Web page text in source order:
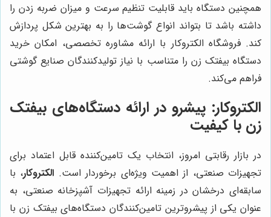
همچنین دستگاه باید قابلیت تنظیم سرعت و میزان ضربه زدن را
داشته باشد تا بتواند انواع گوشت‌ها را به بهترین شکل پردازش
کند. فروشگاه الکتروکار با ارائه مشاوره تخصصی، امکان خرید
دستگاه بیفتک زن را متناسب با نیاز تولیدکنندگان صنایع گوشتی
فراهم می‌کند.
الکتروکار: پیشرو در ارائه دستگاه‌های بیفتک
زن با کیفیت
در بازار رقابتی امروز، انتخاب یک تامین‌کننده قابل اعتماد برای
تجهیزات صنعتی، از اهمیت ویژه‌ای برخوردار است. الکتروکار، با
سابقه‌ای درخشان در زمینه ارائه تجهیزات آشپزخانه صنعتی، به
عنوان یکی از پیشروترین تامین‌کنندگان دستگاه‌های بیفتک زن با